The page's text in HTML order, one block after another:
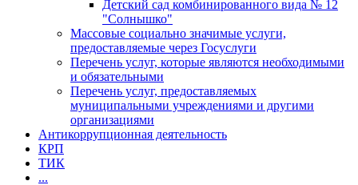
Детский сад комбинированного вида № 12
"Солнышко"
Массовые социально значимые услуги,
предоставляемые через Госуслуги
Перечень услуг, которые являются необходимыми
и обязательными
Перечень услуг, предоставляемых
муниципальными учреждениями и другими
организациями
Антикоррупционная деятельность
КРП
ТИК
...